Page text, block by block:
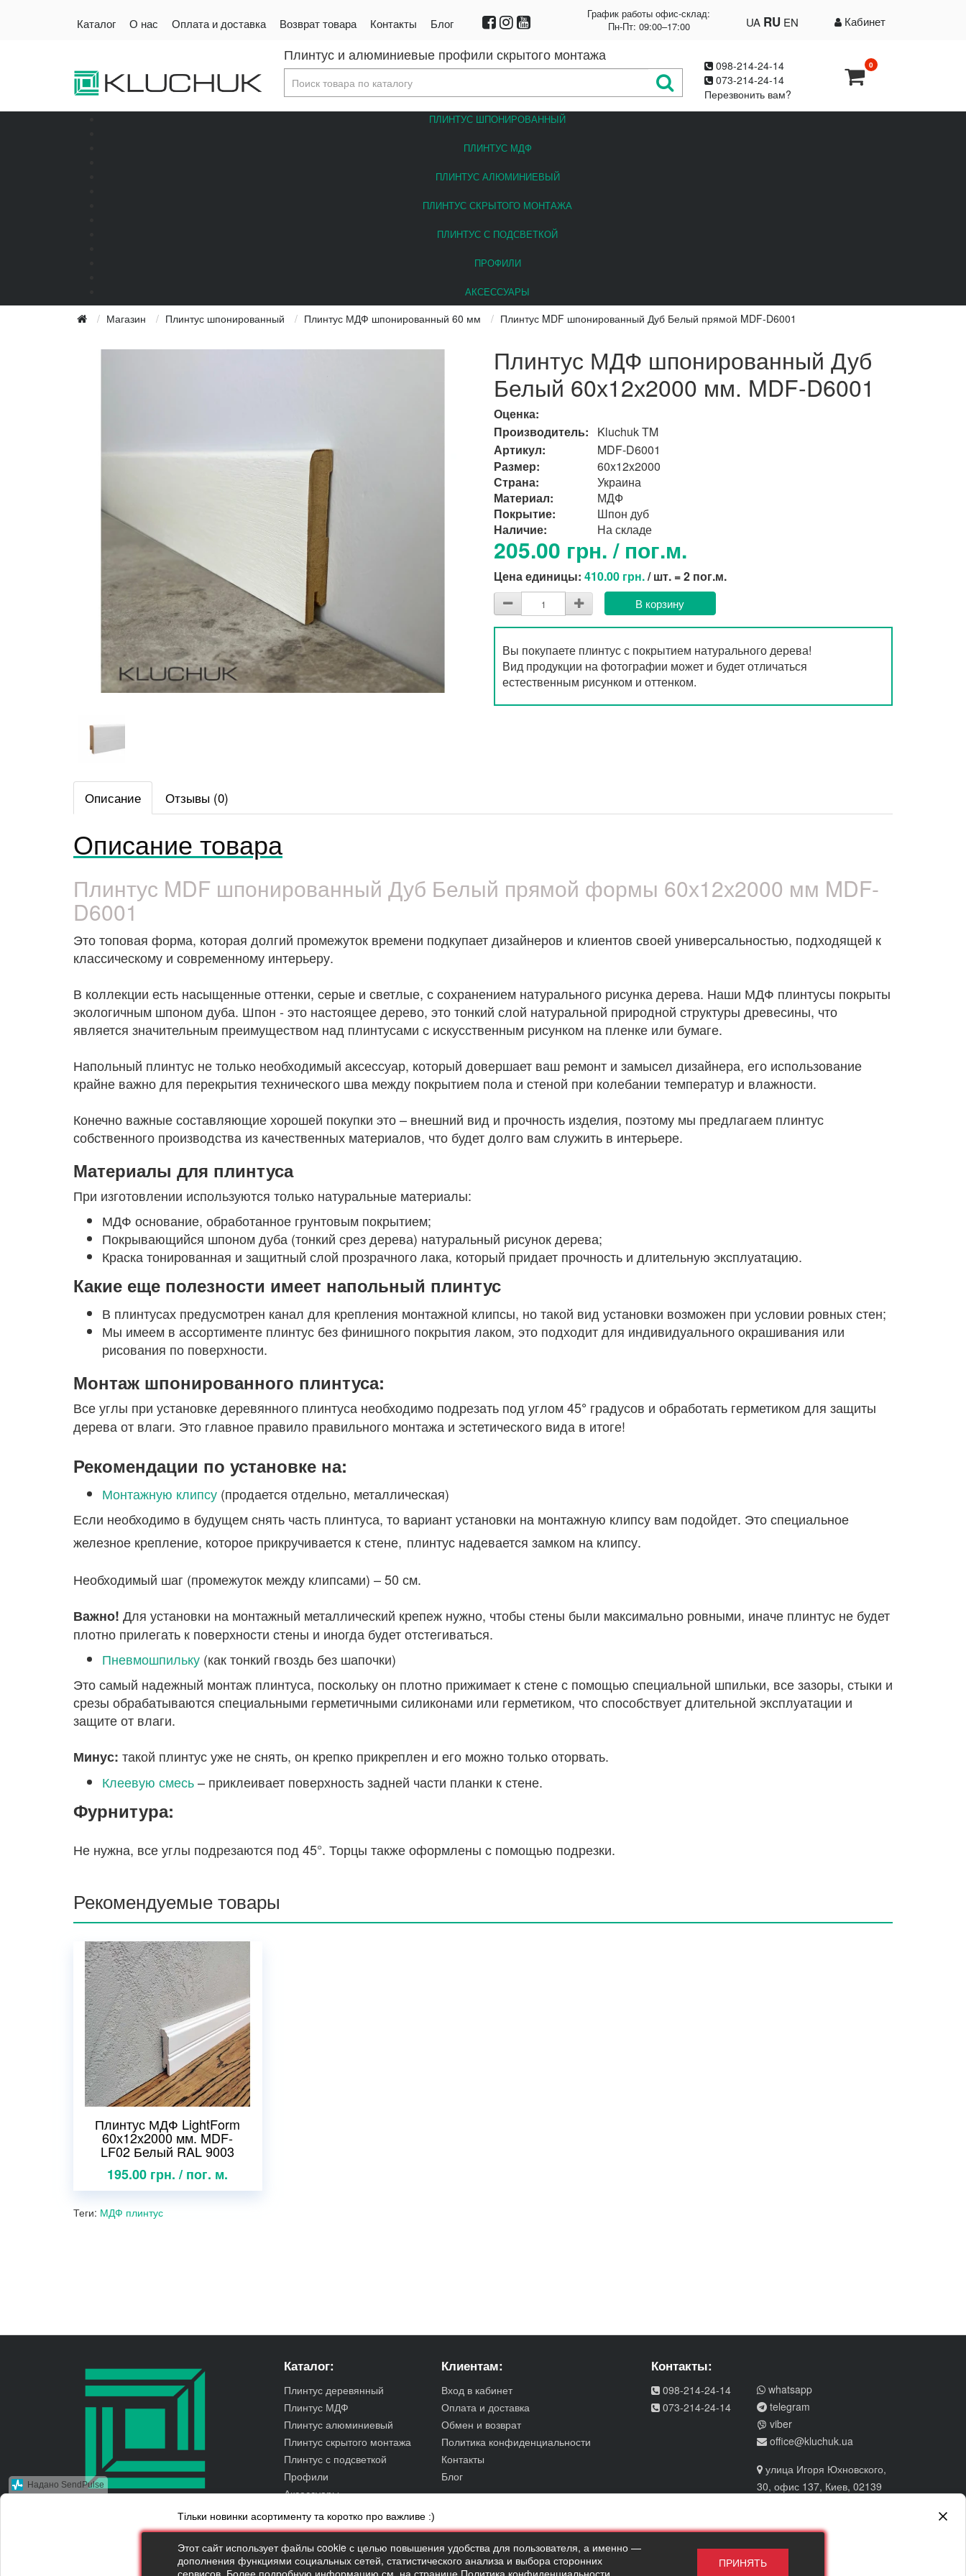
Каталог О нас Оплата и доставка Возврат товара Контакты Блог Кабинет
UA RU EN
График работы офис-склад:
Пн-Пт: 09:00–17:00
Плинтус и алюминиевые профили скрытого монтажа
098-214-24-14
073-214-24-14
Перезвонить вам?
0
ПЛИНТУС ШПОНИРОВАННЫЙ
ПЛИНТУС МДФ
ПЛИНТУС АЛЮМИНИЕВЫЙ
ПЛИНТУС СКРЫТОГО МОНТАЖА
ПЛИНТУС С ПОДСВЕТКОЙ
ПРОФИЛИ
АКСЕССУАРЫ
Магазин Плинтус шпонированный Плинтус МДФ шпонированный 60 мм Плинтус MDF шпонированный Дуб Белый прямой MDF-D6001
Плинтус МДФ шпонированный Дуб
Белый 60х12х2000 мм. MDF-D6001
Оценка:
Производитель:
Kluchuk TM
Артикул:
MDF-D6001
Размер:
60x12x2000
Страна:
Украина
Материал:
МДФ
Покрытие:
Шпон дуб
Наличие:
На складе
205.00 грн. / пог.м.
Цена единицы: 410.00 грн./ шт. = 2 пог.м.
В корзину
Вы покупаете плинтус с покрытием натурального дерева!
Вид продукции на фотографии может и будет отличаться
естественным рисунком и оттенком.
Описание Отзывы (0)
Описание товара
Плинтус MDF шпонированный Дуб Белый прямой формы 60х12х2000 мм MDF-
D6001
Это топовая форма, которая долгий промежуток времени подкупает дизайнеров и клиентов своей универсальностью, подходящей к
классическому и современному интерьеру.
В коллекции есть насыщенные оттенки, серые и светлые, с сохранением натурального рисунка дерева. Наши МДФ плинтусы покрыты
экологичным шпоном дуба. Шпон - это настоящее дерево, это тонкий слой натуральной природной структуры древесины, что
является значительным преимуществом над плинтусами с искусственным рисунком на пленке или бумаге.
Напольный плинтус не только необходимый аксессуар, который довершает ваш ремонт и замысел дизайнера, его использование
крайне важно для перекрытия технического шва между покрытием пола и стеной при колебании температур и влажности.
Конечно важные составляющие хорошей покупки это – внешний вид и прочность изделия, поэтому мы предлагаем плинтус
собственного производства из качественных материалов, что будет долго вам служить в интерьере.
Материалы для плинтуса
При изготовлении используются только натуральные материалы:
МДФ основание, обработанное грунтовым покрытием;
Покрывающийся шпоном дуба (тонкий срез дерева) натуральный рисунок дерева;
Краска тонированная и защитный слой прозрачного лака, который придает прочность и длительную эксплуатацию.
Какие еще полезности имеет напольный плинтус
В плинтусах предусмотрен канал для крепления монтажной клипсы, но такой вид установки возможен при условии ровных стен;
Мы имеем в ассортименте плинтус без финишного покрытия лаком, это подходит для индивидуального окрашивания или
рисования по поверхности.
Монтаж шпонированного плинтуса:
Все углы при установке деревянного плинтуса необходимо подрезать под углом 45° градусов и обработать герметиком для защиты
дерева от влаги. Это главное правило правильного монтажа и эстетического вида в итоге!
Рекомендации по установке на:
Монтажную клипсу (продается отдельно, металлическая)
Если необходимо в будущем снять часть плинтуса, то вариант установки на монтажную клипсу вам подойдет. Это специальное
железное крепление, которое прикручивается к стене, плинтус надевается замком на клипсу.
Необходимый шаг (промежуток между клипсами) – 50 см.
Важно! Для установки на монтажный металлический крепеж нужно, чтобы стены были максимально ровными, иначе плинтус не будет
плотно прилегать к поверхности стены и иногда будет отстегиваться.
Пневмошпильку (как тонкий гвоздь без шапочки)
Это самый надежный монтаж плинтуса, поскольку он плотно прижимает к стене с помощью специальной шпильки, все зазоры, стыки и
срезы обрабатываются специальными герметичными силиконами или герметиком, что способствует длительной эксплуатации и
защите от влаги.
Минус: такой плинтус уже не снять, он крепко прикреплен и его можно только оторвать.
Клеевую смесь– приклеивает поверхность задней части планки к стене.
Фурнитура:
Не нужна, все углы подрезаются под 45°. Торцы также оформлены с помощью подрезки.
Рекомендуемые товары
Плинтус МДФ LightForm
60х12х2000 мм. MDF-
LF02 Белый RAL 9003
195.00 грн. / пог. м.
Теги: МДФ плинтус
Каталог:
Плинтус деревянный
Плинтус МДФ
Плинтус алюминиевый
Плинтус скрытого монтажа
Плинтус с подсветкой
Профили
Аксессуары
Клиентам:
Вход в кабинет
Оплата и доставка
Обмен и возврат
Политика конфиденциальности
Контакты
Блог
Контакты:
098-214-24-14
073-214-24-14
whatsapp
telegram
viber
office@kluchuk.ua
улица Игоря Юхновского,
30, офис 137, Киев, 02139
Тільки новинки асортименту та коротко про важливе :)
Підписатися
Надано SendPulse
Этот сайт использует файлы cookie с целью повышения удобства для пользователя, а именно —
дополнения функциями социальных сетей, статистического анализа и выбора сторонних
сервисов. Более подробную информацию см. на странице Политика конфиденциальности
ПРИНЯТЬ